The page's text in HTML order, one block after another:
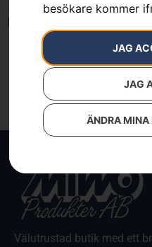
besökare kommer
JAG
JAG
ÄNDRA MINA
Inga resultat.
Välutrustad butik med ett